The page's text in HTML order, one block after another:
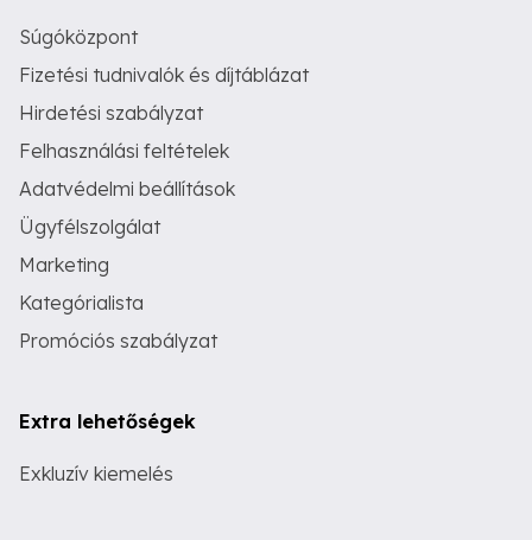
Súgóközpont
Fizetési tudnivalók és díjtáblázat
Hirdetési szabályzat
Felhasználási feltételek
Adatvédelmi beállítások
Ügyfélszolgálat
Marketing
Kategórialista
Promóciós szabályzat
Extra lehetőségek
Exkluzív kiemelés